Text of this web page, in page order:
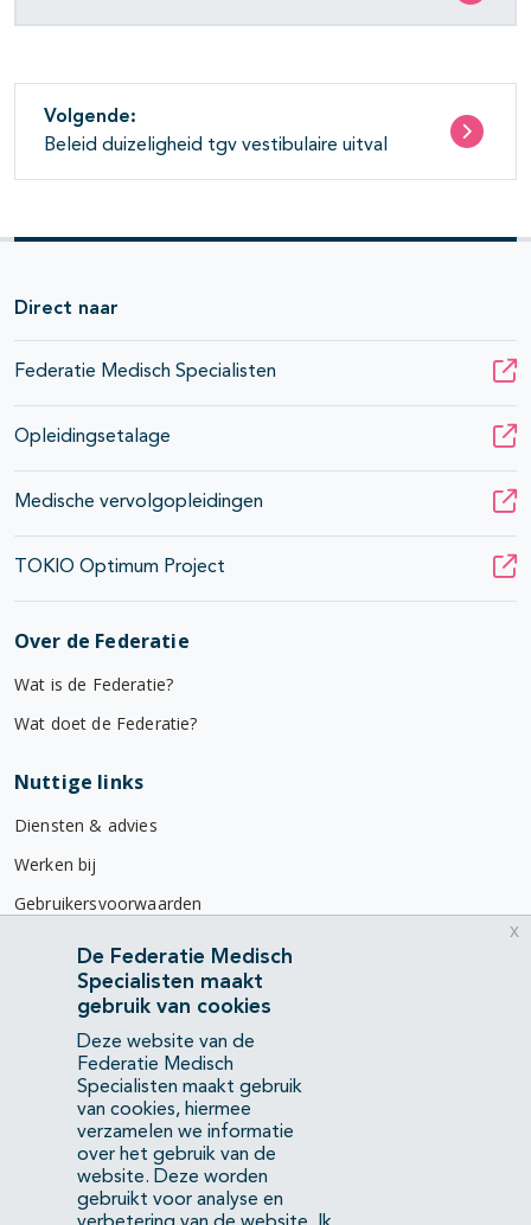
Volgende:
Beleid duizeligheid tgv vestibulaire uitval
Direct naar
Federatie Medisch Specialisten
Opleidingsetalage
Medische vervolgopleidingen
TOKIO Optimum Project
Over de Federatie
Wat is de Federatie?
Wat doet de Federatie?
Nuttige links
Diensten & advies
Werken bij
Gebruikersvoorwaarden
Privacyverklaring
Contact
Mercatorlaan 1200
3528 BL Utrecht
(088) 505 34 34
info@richtlijnendatabase.nl
YouTubeLinkedIn
De Federatie Medisch
Specialisten maakt
gebruik van cookies
Deze website van de
Federatie Medisch
Specialisten maakt gebruik
van cookies, hiermee
verzamelen we informatie
over het gebruik van de
website. Deze worden
gebruikt voor analyse en
x